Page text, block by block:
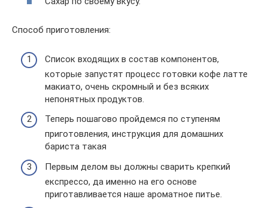
Способ приготовления:
Список входящих в состав компонентов,
которые запустят процесс готовки кофе латте
макиато, очень скромный и без всяких
непонятных продуктов.
Теперь пошагово пройдемся по ступеням
приготовления, инструкция для домашних
бариста такая
Первым делом вы должны сварить крепкий
експрессо, да именно на его основе
приготавливается наше ароматное питье.